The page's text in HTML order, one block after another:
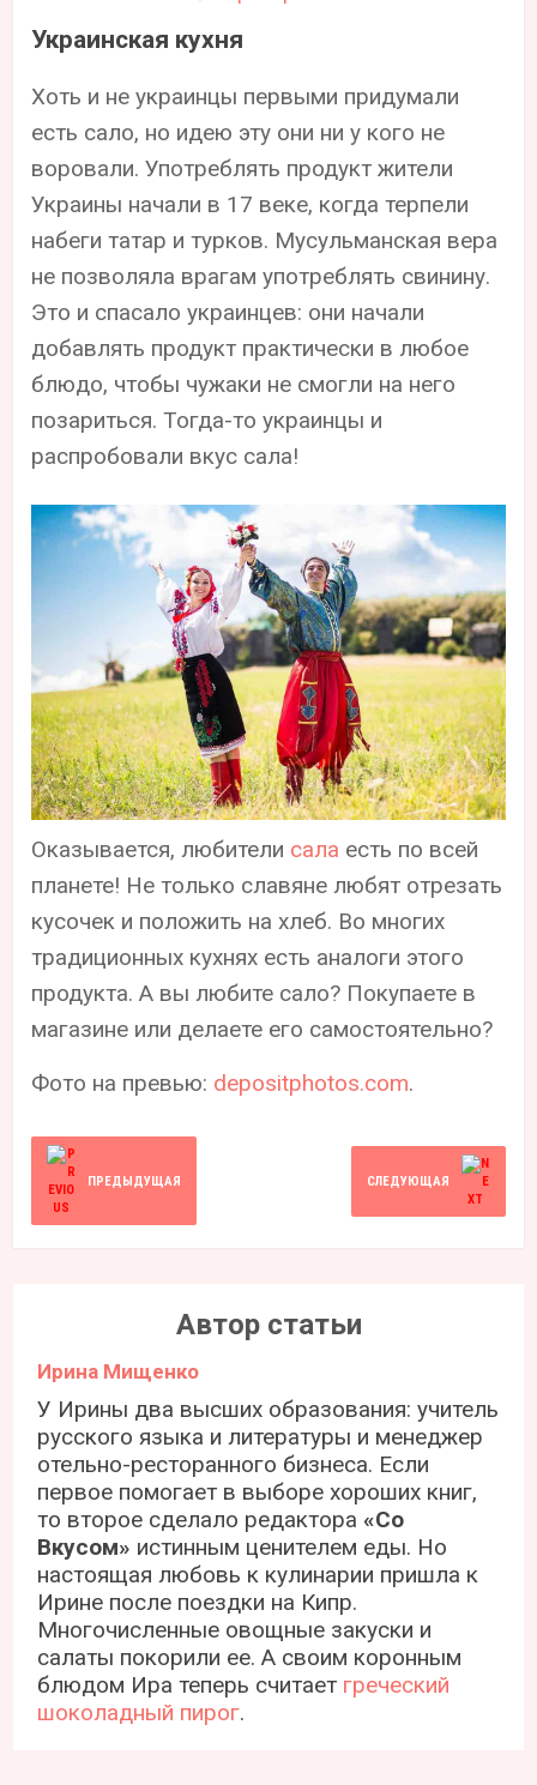
Украинская кухня
Хоть и не украинцы первыми придумали
есть сало, но идею эту они ни у кого не
воровали. Употреблять продукт жители
Украины начали в 17 веке, когда терпели
набеги татар и турков. Мусульманская вера
не позволяла врагам употреблять свинину.
Это и спасало украинцев: они начали
добавлять продукт практически в любое
блюдо, чтобы чужаки не смогли на него
позариться. Тогда-то украинцы и
распробовали вкус сала!
Оказывается, любители сала есть по всей
планете! Не только славяне любят отрезать
кусочек и положить на хлеб. Во многих
традиционных кухнях есть аналоги этого
продукта. А вы любите сало? Покупаете в
магазине или делаете его самостоятельно?
Фото на превью: depositphotos.com.
ПРЕДЫДУЩАЯ СЛЕДУЮЩАЯ
Автор статьи
Ирина Мищенко
У Ирины два высших образования: учитель
русского языка и литературы и менеджер
отельно-ресторанного бизнеса. Если
первое помогает в выборе хороших книг,
то второе сделало редактора«Со
Вкусом» истинным ценителем еды. Но
настоящая любовь к кулинарии пришла к
Ирине после поездки на Кипр.
Многочисленные овощные закуски и
салаты покорили ее. А своим коронным
блюдом Ира теперь считает греческий
шоколадный пирог.